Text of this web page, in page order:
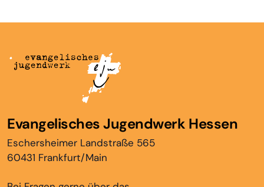
Evangelisches Jugendwerk Hessen
Eschersheimer Landstraße 565
60431 Frankfurt/Main